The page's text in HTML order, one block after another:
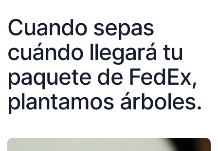
Cuando sepas
cuándo llegará tu
paquete de FedEx,
plantamos árboles.